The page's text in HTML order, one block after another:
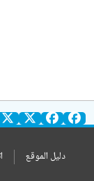
ترقيم
دليل الموقع